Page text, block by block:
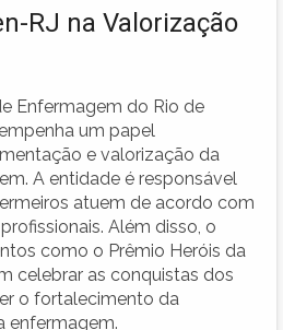
RJ na Valorização
Enfermagem do Rio de
um papel
e valorização da
A entidade é responsável
atuem de acordo com
Além disso, o
como o Prêmio Heróis da
celebrar as conquistas dos
o fortalecimento da
enfermagem.